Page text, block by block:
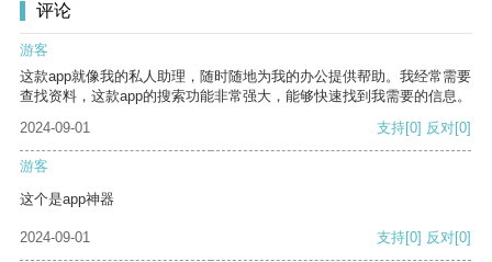
评论
游客
这款app就像我的私人助理，随时随地为我的办公提供帮助。我经常需要
查找资料，这款app的搜索功能非常强大，能够快速找到我需要的信息。
2024-09-01
支持[0] 反对[0]
游客
这个是app神器
2024-09-01 支持[0] 反对[0]